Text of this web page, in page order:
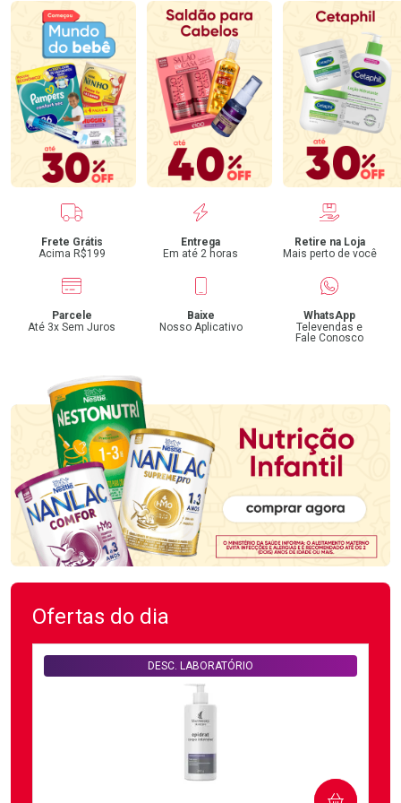
Benefícios
Frete Grátis
Acima R$199
Entrega
Em até 2 horas
Retire na Loja
Mais perto de você
Parcele
Até 3x Sem Juros
Baixe
Nosso Aplicativo
WhatsApp
Televendas e
Fale Conosco
Ofertas do dia
DESC. LABORATÓRIO
COMPRAR